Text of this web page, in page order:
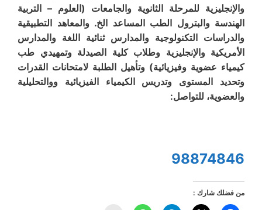
والإنجليزية للمرحلة الثانوية والجامعات (العلوم – التربية
الهندسة والبترول الطب المساعد الخ. والمعاهد التطبيقية
والدراسات التكنولوجية والمدارس ثنائية اللغة والمدارس
الأمريكية والإنجليزية وطلاب كلية الصيدلة وتمهيدي طب
كيمياء عضوية وفيزيائية) وتأهيل الطلبة لامتحانات القدرات
وتحديد المستوى وتدريس الكيمياء الفيزيائية ووالتحليلية
والعضوية، للتواصل:
98874846
من فضلك شارك :